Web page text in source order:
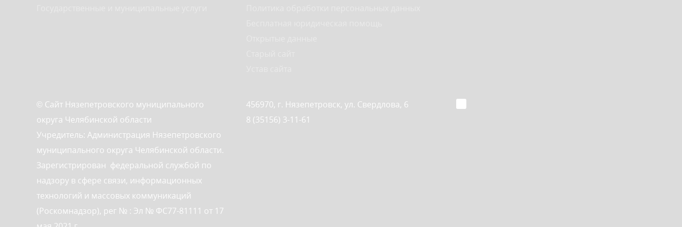
© Сайт Нязепетровского муниципального
округа Челябинской области
Учредитель: Администрация Нязепетровского
муниципального округа Челябинской области.
Зарегистрирован федеральной службой по
надзору в сфере связи, информационных
технологий и массовых коммуникаций
(Роскомнадзор), рег № : Эл № ФС77-81111 от 17
456970, г. Нязепетровск, ул. Свердлова, 6
8 (35156) 3-11-61